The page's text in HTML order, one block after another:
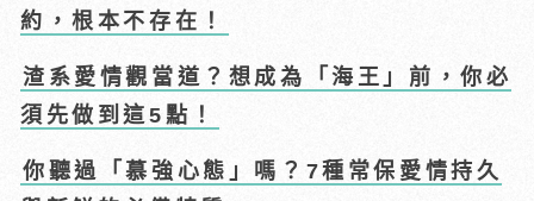
約，根本不存在！
渣系愛情觀當道？想成為「海王」前，你必
須先做到這5點！
你聽過「慕強心態」嗎？7種常保愛情持久